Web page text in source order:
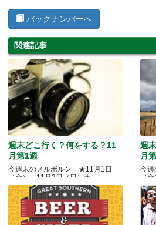
バックナンバーへ
関連記事
週末どこ行く？何をする？11
月第1週
今週末のメルボルン ★11月1日
（金）～11月3日（日）★
週
月
今
（